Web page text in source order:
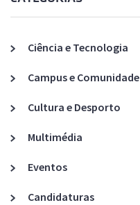
Ciência e Tecnologia
Campus e Comunidade
Cultura e Desporto
Multimédia
Eventos
Candidaturas